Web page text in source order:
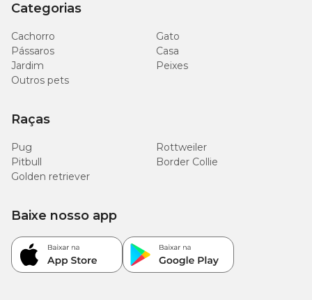
Categorias
Cachorro
Gato
Pássaros
Casa
Jardim
Peixes
Outros pets
Raças
Pug
Rottweiler
Pitbull
Border Collie
Golden retriever
Baixe nosso app